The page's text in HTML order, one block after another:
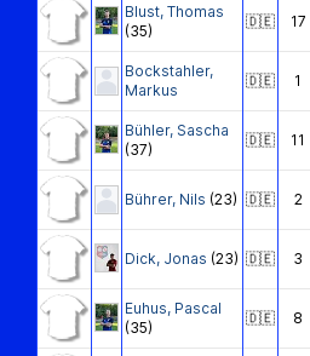
Blust, Thomas
(35)
🇩🇪 17
Bockstahler,
Markus
🇩🇪 1
Bühler, Sascha
(37)
🇩🇪 11
Bührer, Nils (23) 🇩🇪 2
Dick, Jonas (23) 🇩🇪 3
Euhus, Pascal
(35)
🇩🇪 8